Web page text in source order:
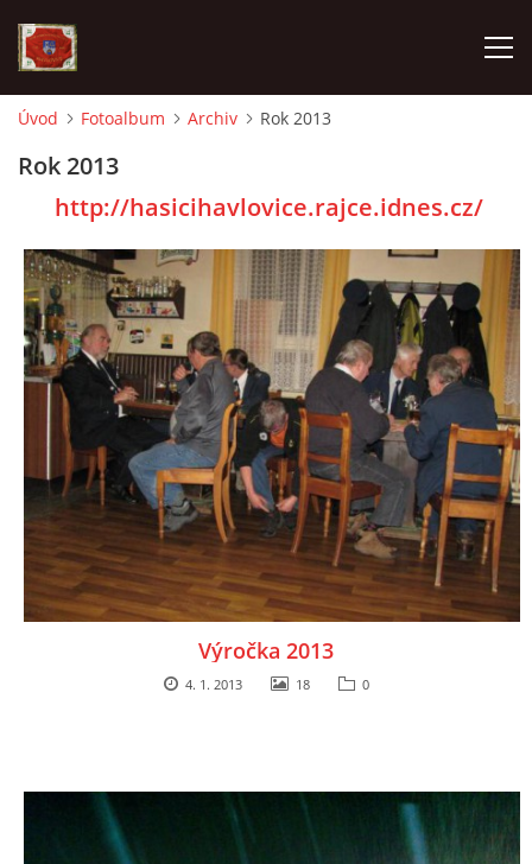
SDH HAVLOVICE
VÝJEZDOVÁ JEDNOTKA
KROUŽEK MLADÝCH HASIČŮ
OHLÁŠENÍ PÁLENÍ
KONTAKT
PROJEKT DOPRAVNÍ AUTOMOBIL
IČ: 65715764
hasici.havlovice@seznam.cz
Úvod Fotoalbum Archiv Rok 2013
Rok 2013
http://hasicihavlovice.rajce.idnes.cz/
Výročka 2013
4. 1. 2013 18 0